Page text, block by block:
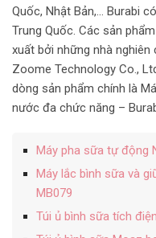
Quốc, Nhật Bản,… Burabi
Trung Quốc. Các sản
xuất bởi những nhà
Zoome Technology Co.,
dòng sản phẩm chính là
nước đa chức năng –
Máy pha sữa tự động
Máy lắc bình sữa và
MB079
Túi ủ bình sữa tích